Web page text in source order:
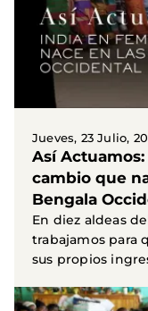
Jueves, 23 Julio,
Así
cambio que
Bengala
En diez aldeas
trabajamos para
sus propios